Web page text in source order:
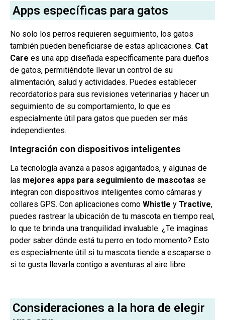
Apps específicas para gatos
No solo los perros requieren seguimiento, los gatos
también pueden beneficiarse de estas aplicaciones. Cat
Care es una app diseñada específicamente para dueños
de gatos, permitiéndote llevar un control de su
alimentación, salud y actividades. Puedes establecer
recordatorios para sus revisiones veterinarias y hacer un
seguimiento de su comportamiento, lo que es
especialmente útil para gatos que pueden ser más
independientes.
Integración con dispositivos inteligentes
La tecnología avanza a pasos agigantados, y algunas de
las mejores apps para seguimiento de mascotas se
integran con dispositivos inteligentes como cámaras y
collares GPS. Con aplicaciones como Whistle y Tractive,
puedes rastrear la ubicación de tu mascota en tiempo real,
lo que te brinda una tranquilidad invaluable. ¿Te imaginas
poder saber dónde está tu perro en todo momento? Esto
es especialmente útil si tu mascota tiende a escaparse o
si te gusta llevarla contigo a aventuras al aire libre.
Consideraciones a la hora de elegir